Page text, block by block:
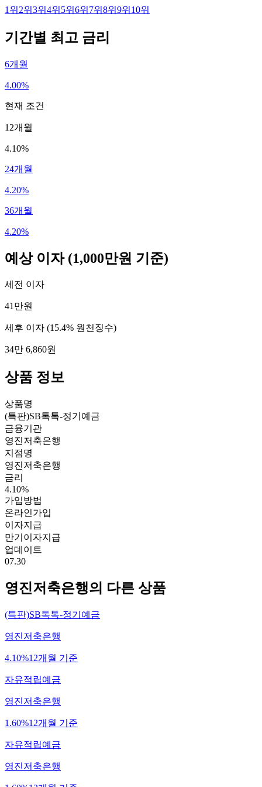
1 위 2위 3위 4위 5위 6위 7위 8위 9위 10위
기간별 최고 금리
6개월
4.00%
현재 조건
12개월
4.10%
24개월
4.20%
36개월
4.20%
예상 이자 (1,000만원 기준)
세전 이자
41만원
세후 이자 (15.4% 원천징수)
34만 6,860원
상품 정보
상품명
(특판)SB톡톡-정기예금
금융기관
영진저축은행
지점명
영진저축은행
금리
4.10%
가입방법
온라인가입
이자지급
만기이자지급
업데이트
07.30
영진저축은행의 다른 상품
(특판)SB톡톡-정기예금
영진저축은행
4.10%12개월 기준
자유적립예금
영진저축은행
1.60%12개월 기준
자유적립예금
영진저축은행